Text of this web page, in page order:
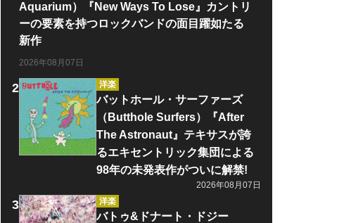
Aquarium）『New Ways To Lose』カントリ
ーの要素を持つロックバンドの面目躍如たる
新作
2026年08月07日
洋楽
バットホール・サーファーズ
（Butthole Surfers）『After
The Astronaut』テキサスが誇
るエキセントリック集団による
98年の未発表作がついに解禁!
2026年08月07日
洋楽
バトゥ&ドナート・ドジー